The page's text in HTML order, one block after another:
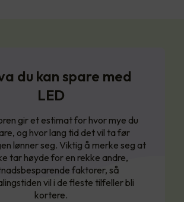
du kan spare med
LED
gir et estimat for hvor mye du
og hvor lang tid det vil ta før
lønner seg. Viktig å merke seg at
tar høyde for en rekke andre,
faktorer, så
vil i de fleste tilfeller bli
kortere.